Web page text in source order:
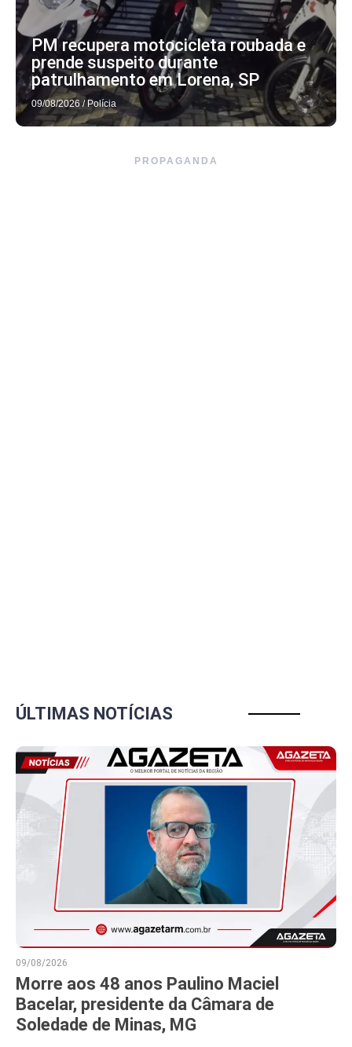
PM recupera motocicleta roubada e
prende suspeito durante
patrulhamento em Lorena, SP
09/08/2026 / Polícia
PROPAGANDA
ÚLTIMAS NOTÍCIAS
09/08/2026
Morre aos 48 anos Paulino Maciel
Bacelar, presidente da Câmara de
Soledade de Minas, MG